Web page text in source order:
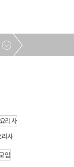
사